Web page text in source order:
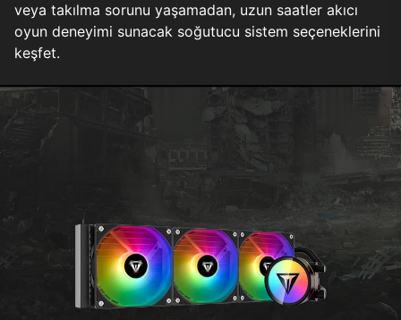
veya takılma sorunu yaşamadan, uzun saatler akıcı
oyun deneyimi sunacak soğutucu sistem seçeneklerini
keşfet.